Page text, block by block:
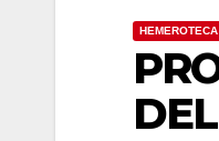
HEMEROTECA